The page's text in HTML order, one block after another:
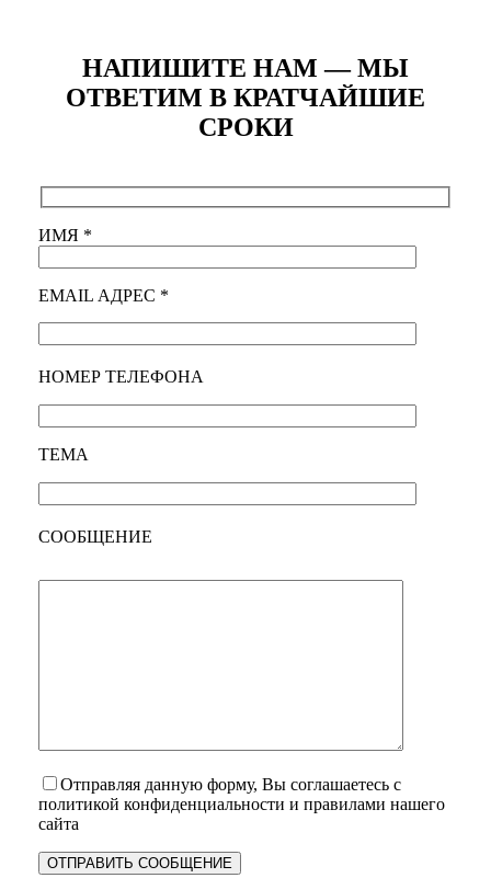
НАПИШИТЕ НАМ — МЫ
ОТВЕТИМ В КРАТЧАЙШИЕ
СРОКИ
ИМЯ *
EMAIL АДРЕС *
НОМЕР ТЕЛЕФОНА
ТЕМА
СООБЩЕНИЕ
Отправляя данную форму, Вы соглашаетесь с
политикой конфиденциальности и правилами нашего
сайта